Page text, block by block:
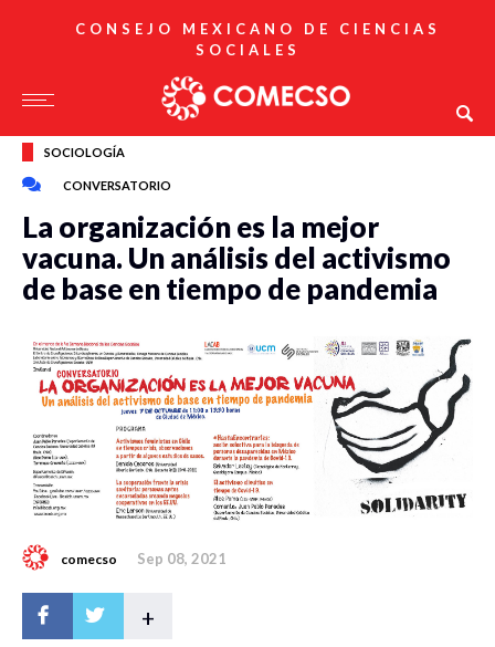
CONSEJO MEXICANO DE CIENCIAS
SOCIALES
SOCIOLOGÍA
CONVERSATORIO
La organización es la mejor
vacuna. Un análisis del activismo
de base en tiempo de pandemia
comecso Sep 08, 2021
+